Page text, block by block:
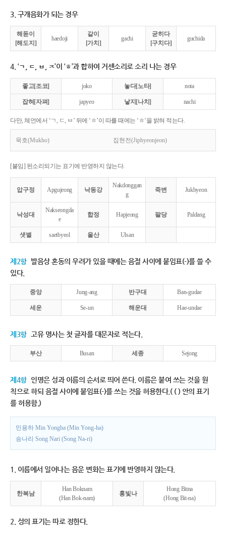
3. 구개음화가 되는 경우
해돋이
[해도지]
haedoji
같이
[가치]
gachi
굳히다
[구치다]
guchida
4. ‘ㄱ, ㄷ, ㅂ, ㅈ’이 ‘ㅎ’과 합하여 거센소리로 소리 나는 경우
좋고[조코] joko 놓다[노타] nota
잡혀[자펴] japyeo 낳지[나치] nachi
다만, 체언에서 ‘ㄱ, ㄷ, ㅂ’ 뒤에 ‘ㅎ’이 따를 때에는 ‘ㅎ’을 밝혀 적는다.
묵호(Mukho) 집현전(Jiphyeonjeon)
[붙임] 된소리되기는 표기에 반영하지 않는다.
압구정 Apgujeong 낙동강
Nakdonggan
g
죽변 Jukbyeon
낙성대
Nakseongda
e
합정 Hapjeong 팔당 Paldang
샛별 saetbyeol 울산 Ulsan
제2항 발음상 혼동의 우려가 있을 때에는 음절 사이에 붙임표(-)를 쓸 수
있다.
중앙 Jung-ang 반구대 Ban-gudae
세운 Se-un 해운대 Hae-undae
제3항 고유 명사는 첫 글자를 대문자로 적는다.
부산 Busan 세종 Sejong
제4항 인명은 성과 이름의 순서로 띄어 쓴다. 이름은 붙여 쓰는 것을 원
칙으로 하되 음절 사이에 붙임표(-)를 쓰는 것을 허용한다.( ( ) 안의 표기
를 허용함.)
민용하 Min Yongha (Min Yong-ha)
송나리 Song Nari (Song Na-ri)
1. 이름에서 일어나는 음운 변화는 표기에 반영하지 않는다.
한복남
Han Boknam
(Han Bok-nam)
홍빛나
Hong Bitna
(Hong Bit-na)
2. 성의 표기는 따로 정한다.